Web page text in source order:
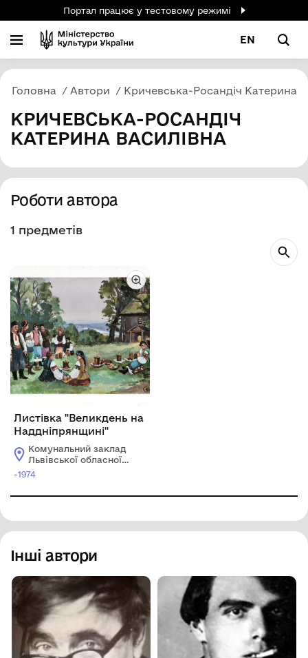
Портал працює у тестовому режимі
EN
Головна Автори Кричевська-Росандіч Катерина
КРИЧЕВСЬКА-РОСАНДІЧ
КАТЕРИНА ВАСИЛІВНА
Роботи автора
1 предметів
Листівка "Великдень на
Наддніпрянщині"
Комунальний заклад
Львівської обласної
ради "Львівський
-1974
Інші автори